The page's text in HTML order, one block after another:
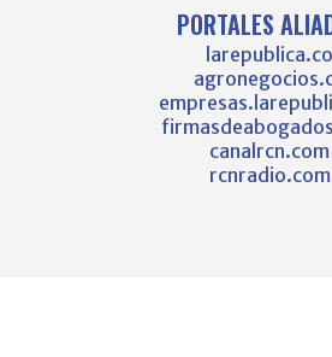
PORTALES
larepublica.co
canalrcn.com
rcnradio.com